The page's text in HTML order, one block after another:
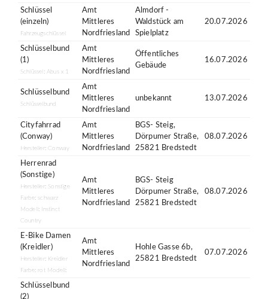
Schlüssel
(einzeln)
Fahrzeugschlüssel
Amt
Mittleres
Nordfriesland
Almdorf -
Waldstück am
Spielplatz
20.07.2026
Schlüsselbund
(1)
Schlüssel: Abus x 1
Amt
Mittleres
Nordfriesland
Öffentliches
Gebäude
16.07.2026
Schlüsselbund
Schlüsselbund
Amt
Mittleres
Nordfriesland
unbekannt 13.07.2026
Cityfahrrad
(Conway)
Hersteller: Conway
Amt
Mittleres
Nordfriesland
BGS- Steig,
Dörpumer Straße,
25821 Bredstedt
08.07.2026
Herrenrad
(Sonstige)
Hersteller: Sonstige
Farbe: schwarz
Modell: Instinct
Country
Amt
Mittleres
Nordfriesland
BGS- Steig
Dörpumer Straße,
25821 Bredstedt
08.07.2026
E-Bike Damen
(Kreidler)
Hersteller: Kreidler
Farbe: rot Modell:
Amt
Mittleres
Nordfriesland
Hohle Gasse 6b,
25821 Bredstedt
07.07.2026
Schlüsselbund
(2)